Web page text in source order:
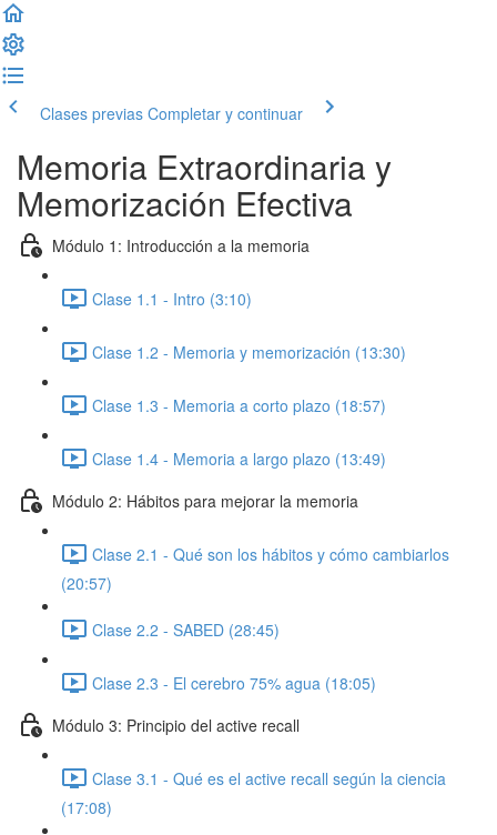
Clases previas Completar y continuar
Memoria Extraordinaria y
Memorización Efectiva
Módulo 1: Introducción a la memoria
Clase 1.1 - Intro (3:10)
Clase 1.2 - Memoria y memorización (13:30)
Clase 1.3 - Memoria a corto plazo (18:57)
Clase 1.4 - Memoria a largo plazo (13:49)
Módulo 2: Hábitos para mejorar la memoria
Clase 2.1 - Qué son los hábitos y cómo cambiarlos
(20:57)
Clase 2.2 - SABED (28:45)
Clase 2.3 - El cerebro 75% agua (18:05)
Módulo 3: Principio del active recall
Clase 3.1 - Qué es el active recall según la ciencia
(17:08)